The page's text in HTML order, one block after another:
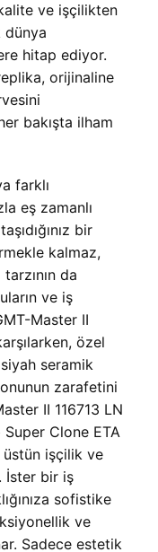
ve işçilikten
dünya
hitap ediyor.
orijinaline
bakışta ilham
farklı
eş zamanlı
bir
kalmaz,
da
ve iş
Master II
özel
seramik
zarafetini
II 116713 LN
Clone ETA
üstün işçilik ve
İster bir iş
sofistike
ve
Sadece estetik